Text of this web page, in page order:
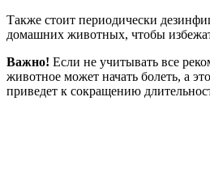
Также стоит периодически
домашних животных, чтобы
Важно! Если не учитывать все
животное может начать болеть, а
приведет к сокращению